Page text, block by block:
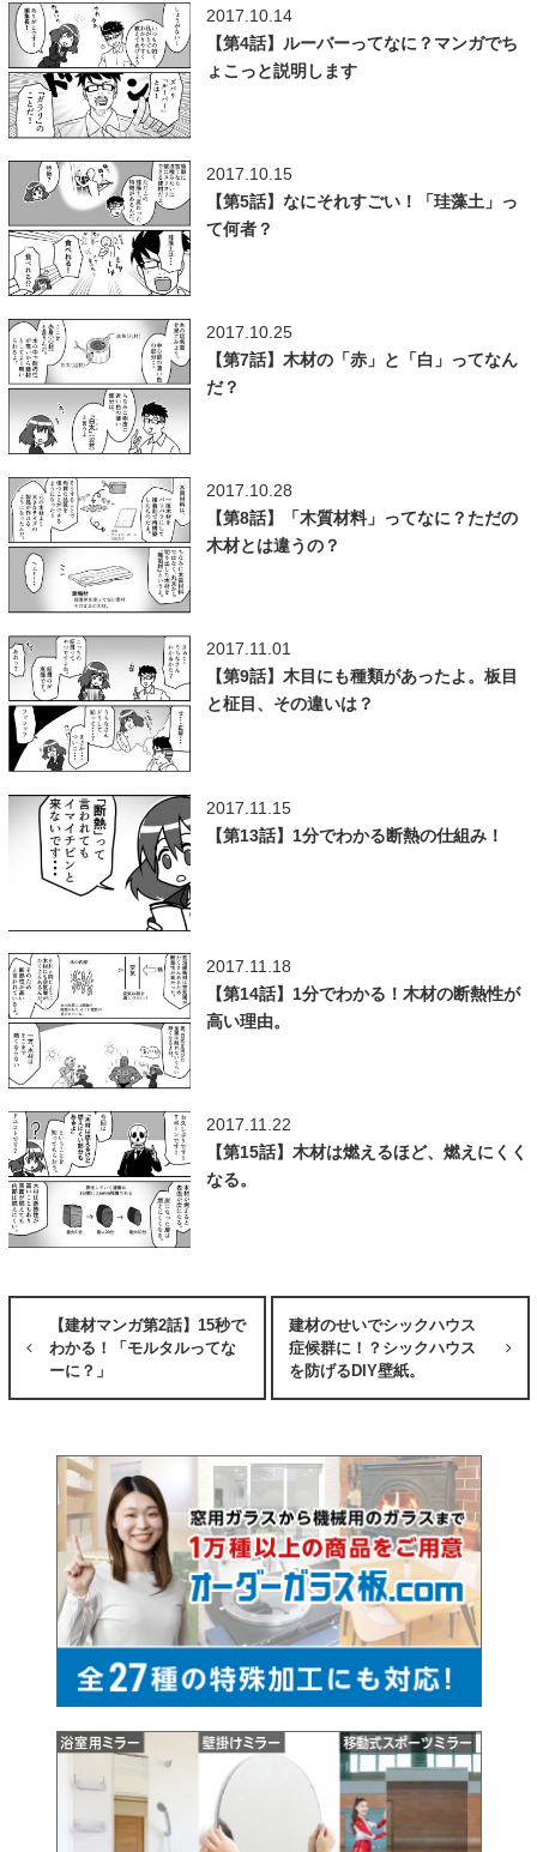
2017.10.14
【第4話】ルーバーってなに？マンガでち
ょこっと説明します
2017.10.15
【第5話】なにそれすごい！「珪藻土」っ
て何者？
2017.10.25
【第7話】木材の「赤」と「白」ってなん
だ？
2017.10.28
【第8話】「木質材料」ってなに？ただの
木材とは違うの？
2017.11.01
【第9話】木目にも種類があったよ。板目
と柾目、その違いは？
2017.11.15
【第13話】1分でわかる断熱の仕組み！
2017.11.18
【第14話】1分でわかる！木材の断熱性が
高い理由。
2017.11.22
【第15話】木材は燃えるほど、燃えにくく
なる。
【建材マンガ第2話】15秒で
わかる！「モルタルってな
ーに？」
建材のせいでシックハウス
症候群に！？シックハウス
を防げるDIY壁紙。